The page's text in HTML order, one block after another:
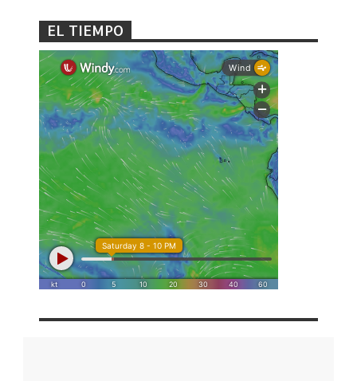
EL TIEMPO